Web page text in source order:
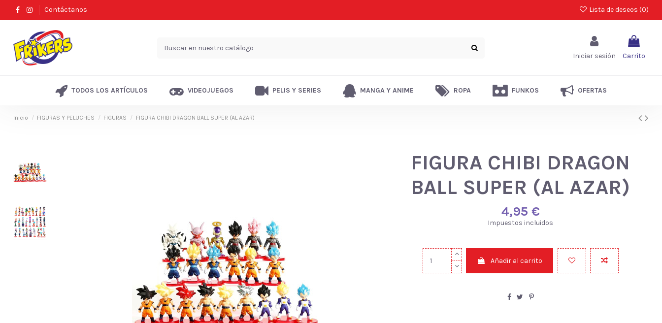
Contáctanos Lista de deseos (0)
Iniciar sesión Carrito
TODOS LOS ARTÍCULOS VIDEOJUEGOS PELIS Y SERIES MANGA Y ANIME ROPA FUNKOS OFERTAS
Inicio FIGURAS Y PELUCHES FIGURAS FIGURA CHIBI DRAGON BALL SUPER (AL AZAR)
FIGURA CHIBI DRAGON
BALL SUPER (AL AZAR)
4,95 €
Impuestos incluidos
Añadir al carrito